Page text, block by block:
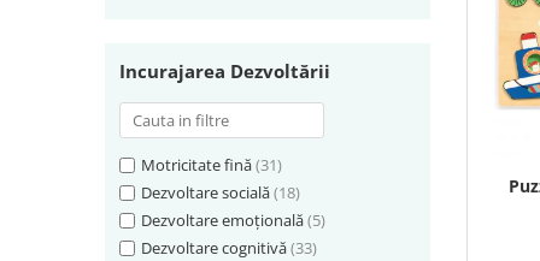
Incurajarea Dezvoltării
Motricitate fină(31)
Dezvoltare socială(18)
Dezvoltare emoțională(5)
Dezvoltare cognitivă(33)